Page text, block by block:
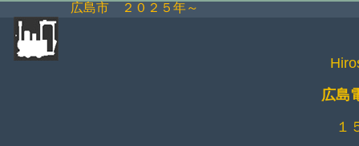
広島市 ２０２５年～
広島
１